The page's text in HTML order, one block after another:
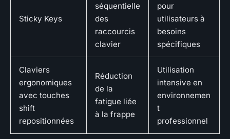
Sticky Keys
séquentielle
des
raccourcis
clavier
pour
utilisateurs à
besoins
spécifiques
Claviers
ergonomiques
avec touches
shift
repositionnées
Réduction
de la
fatigue liée
à la frappe
Utilisation
intensive en
environnemen
t
professionnel